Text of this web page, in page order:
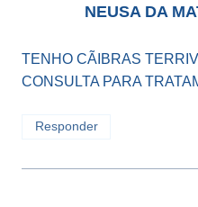
NEUSA DA
TENHO CÃIBRAS
CONSULTA PARA
Responder